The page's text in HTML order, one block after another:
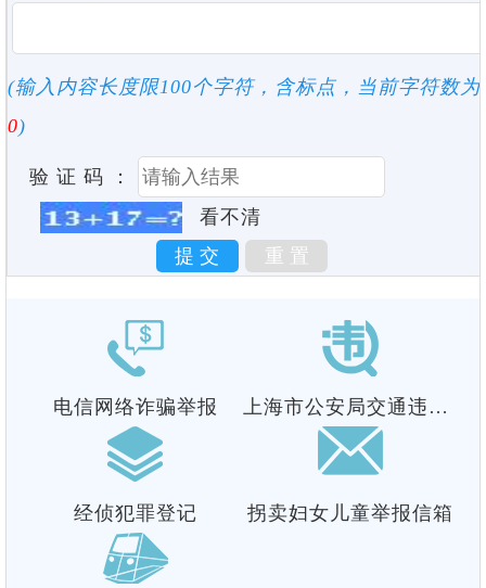
(输入内容长度限100个字符，含标点，当前字符数为
0)
验 证 码 ：
看不清
电信网络诈骗举报 上海市公安局交通违法视频举报
经侦犯罪登记 拐卖妇女儿童举报信箱